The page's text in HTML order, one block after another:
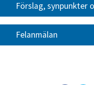
Förslag, synpunkter
Felanmälan